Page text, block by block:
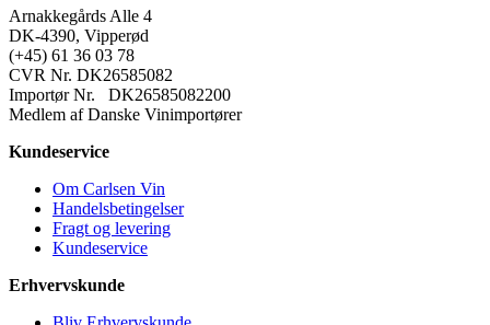
Arnakkegårds Alle 4
DK-4390, Vipperød
(+45) 61 36 03 78
CVR Nr. DK26585082
Importør Nr. DK26585082200
Medlem af Danske Vinimportører
Kundeservice
Om Carlsen Vin
Handelsbetingelser
Fragt og levering
Kundeservice
Erhvervskunde